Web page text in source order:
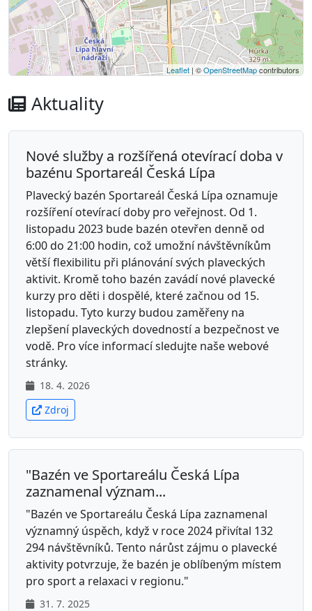
Leaflet | ©OpenStreetMapcontributors
Aktuality
Nové služby a rozšířená otevírací doba v
bazénu Sportareál Česká Lípa
Plavecký bazén Sportareál Česká Lípa oznamuje
rozšíření otevírací doby pro veřejnost. Od 1.
listopadu 2023 bude bazén otevřen denně od
6:00 do 21:00 hodin, což umožní návštěvníkům
větší flexibilitu při plánování svých plaveckých
aktivit. Kromě toho bazén zavádí nové plavecké
kurzy pro děti i dospělé, které začnou od 15.
listopadu. Tyto kurzy budou zaměřeny na
zlepšení plaveckých dovedností a bezpečnost ve
vodě. Pro více informací sledujte naše webové
stránky.
18. 4. 2026
Zdroj
"Bazén ve Sportareálu Česká Lípa
zaznamenal význam...
"Bazén ve Sportareálu Česká Lípa zaznamenal
významný úspěch, když v roce 2024 přivítal 132
294 návštěvníků. Tento nárůst zájmu o plavecké
aktivity potvrzuje, že bazén je oblíbeným místem
pro sport a relaxaci v regionu."
31. 7. 2025